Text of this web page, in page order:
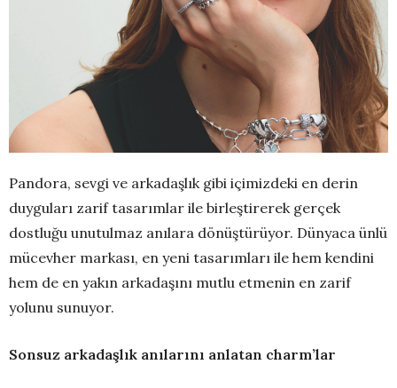
Pandora, sevgi ve arkadaşlık gibi içimizdeki en derin
duyguları zarif tasarımlar ile birleştirerek gerçek
dostluğu unutulmaz anılara dönüştürüyor. Dünyaca ünlü
mücevher markası, en yeni tasarımları ile hem kendini
hem de en yakın arkadaşını mutlu etmenin en zarif
yolunu sunuyor.
Sonsuz arkadaşlık anılarını anlatan charm’lar